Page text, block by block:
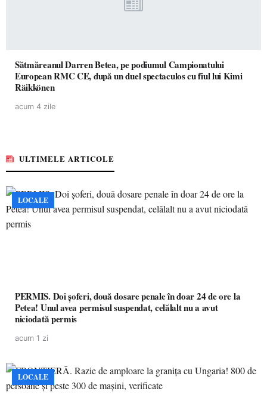
Sătmăreanul Darren Betea, pe podiumul Campionatului
European RMC CE, după un duel spectaculos cu fiul lui Kimi
Räikkönen
acum 4 zile
ULTIMELE ARTICOLE
LOCALE
PERMIS. Doi șoferi, două dosare penale în doar 24 de ore la
Petea! Unul avea permisul suspendat, celălalt nu a avut
niciodată permis
acum 1 zi
LOCALE